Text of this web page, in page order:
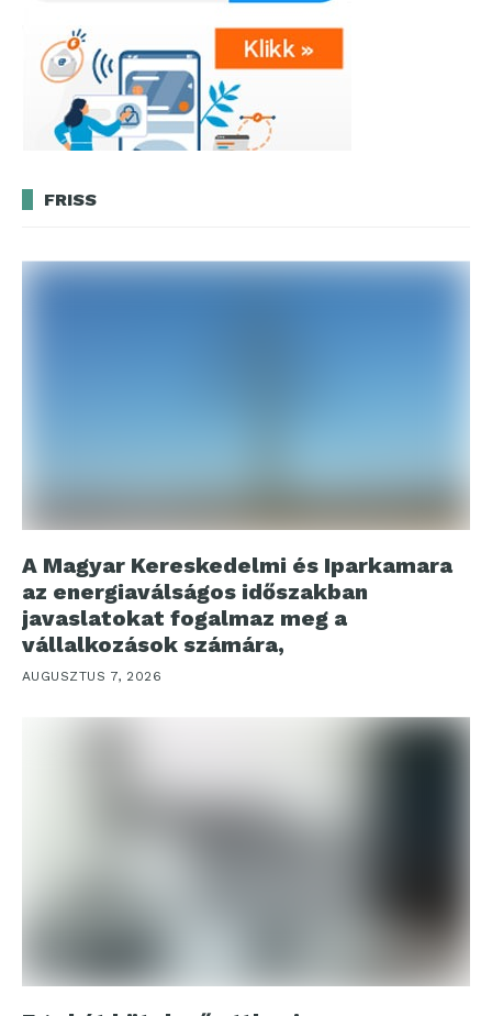
FRISS
A Magyar Kereskedelmi és Iparkamara
az energiaválságos időszakban
javaslatokat fogalmaz meg a
vállalkozások számára,
AUGUSZTUS 7, 2026